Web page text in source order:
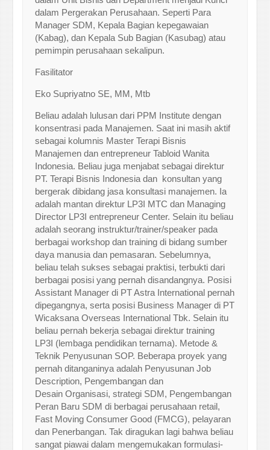
dalam Pergerakan Perusahaan. Seperti Para
Manager SDM, Kepala Bagian kepegawaian
(Kabag), dan Kepala Sub Bagian (Kasubag) atau
pemimpin perusahaan sekalipun.
Fasilitator
Eko Supriyatno SE, MM, Mtb
Beliau adalah lulusan dari PPM Institute dengan
konsentrasi pada Manajemen. Saat ini masih aktif
sebagai kolumnis Master Terapi Bisnis
Manajemen dan entrepreneur Tabloid Wanita
Indonesia. Beliau juga menjabat sebagai direktur
PT. Terapi Bisnis Indonesia dan konsultan yang
bergerak dibidang jasa konsultasi manajemen. Ia
adalah mantan direktur LP3I MTC dan Managing
Director LP3I entrepreneur Center. Selain itu beliau
adalah seorang instruktur/trainer/speaker pada
berbagai workshop dan training di bidang sumber
daya manusia dan pemasaran. Sebelumnya,
beliau telah sukses sebagai praktisi, terbukti dari
berbagai posisi yang pernah disandangnya. Posisi
Assistant Manager di PT Astra International pernah
dipegangnya, serta posisi Business Manager di PT
Wicaksana Overseas International Tbk. Selain itu
beliau pernah bekerja sebagai direktur training
LP3I (lembaga pendidikan ternama). Metode &
Teknik Penyusunan SOP. Beberapa proyek yang
pernah ditanganinya adalah Penyusunan Job
Description, Pengembangan dan
Desain Organisasi, strategi SDM, Pengembangan
Peran Baru SDM di berbagai perusahaan retail,
Fast Moving Consumer Good (FMCG), pelayaran
dan Penerbangan. Tak diragukan lagi bahwa beliau
sangat piawai dalam mengemukakan formulasi-